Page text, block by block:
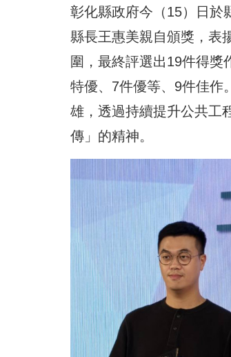
彰化縣政府今（15）日於
縣長王惠美親自頒獎，表
圍，最終評選出19件得獎
特優、7件優等、9件佳作
雄，透過持續提升公共工
傳」的精神。